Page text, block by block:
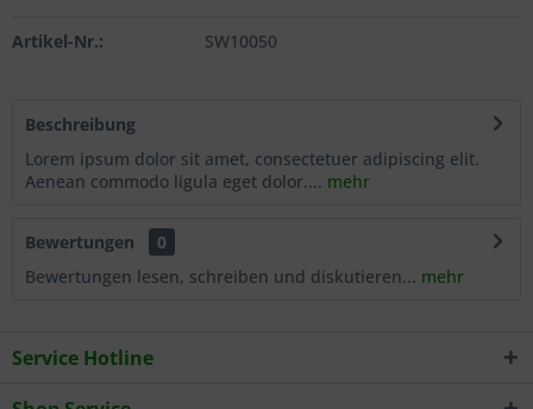
Artikel-Nr.: SW10050
Beschreibung
Lorem ipsum dolor sit amet, consectetuer adipiscing elit.
Aenean commodo ligula eget dolor.... mehr
Bewertungen
0
Bewertungen lesen, schreiben und diskutieren... mehr
Service Hotline